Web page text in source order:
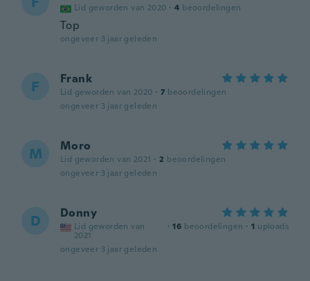
Lid geworden van 2020 · 4 beoordelingen
Top
ongeveer 3 jaar geleden
F Frank
Lid geworden van 2020 · 7 beoordelingen
ongeveer 3 jaar geleden
M Moro
Lid geworden van 2021 · 2 beoordelingen
ongeveer 3 jaar geleden
D Donny
Lid geworden van
2021
· 16 beoordelingen · 1 uploads
ongeveer 3 jaar geleden